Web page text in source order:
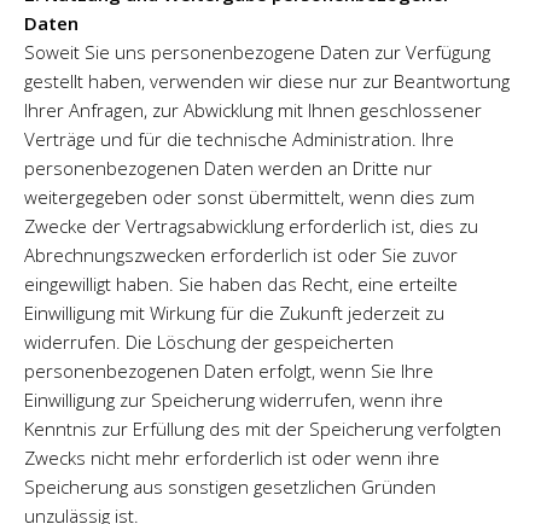
Daten
Soweit Sie uns personenbezogene Daten zur Verfügung
gestellt haben, verwenden wir diese nur zur Beantwortung
Ihrer Anfragen, zur Abwicklung mit Ihnen geschlossener
Verträge und für die technische Administration. Ihre
personenbezogenen Daten werden an Dritte nur
weitergegeben oder sonst übermittelt, wenn dies zum
Zwecke der Vertragsabwicklung erforderlich ist, dies zu
Abrechnungszwecken erforderlich ist oder Sie zuvor
eingewilligt haben. Sie haben das Recht, eine erteilte
Einwilligung mit Wirkung für die Zukunft jederzeit zu
widerrufen. Die Löschung der gespeicherten
personenbezogenen Daten erfolgt, wenn Sie Ihre
Einwilligung zur Speicherung widerrufen, wenn ihre
Kenntnis zur Erfüllung des mit der Speicherung verfolgten
Zwecks nicht mehr erforderlich ist oder wenn ihre
Speicherung aus sonstigen gesetzlichen Gründen
unzulässig ist.